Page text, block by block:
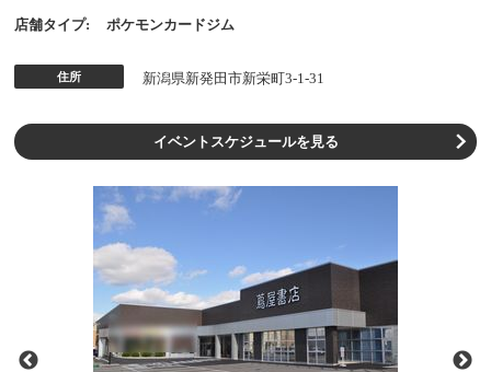
店舗タイプ: ポケモンカードジム
住所 新潟県新発田市新栄町3-1-31
イベントスケジュールを見る